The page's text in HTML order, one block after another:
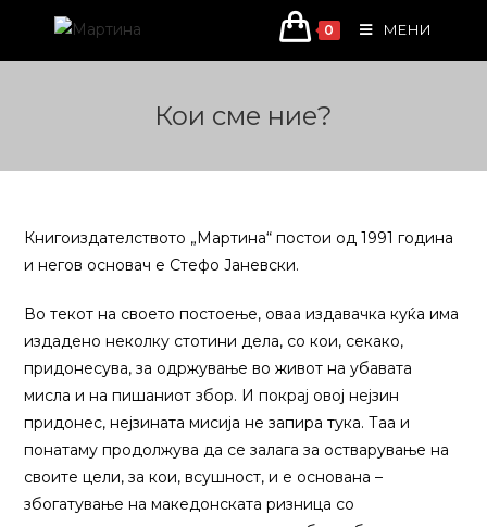
content
0 МЕНИ
Кои сме ние?
Книгоиздателството „Мартина“ постои од 1991 година
и негов основач е Стефо Јаневски.
Во текот на своето постоење, оваа издавачка куќа има
издадено неколку стотини дела, со кои, секако,
придонесува, за одржување во живот на убавата
мисла и на пишаниот збор. И покрај овој нејзин
придонес, нејзината мисија не запира тука. Таа и
понатаму продолжува да се залага за остварување на
своите цели, за кои, всушност, и е основана –
збогатување на македонската ризница со